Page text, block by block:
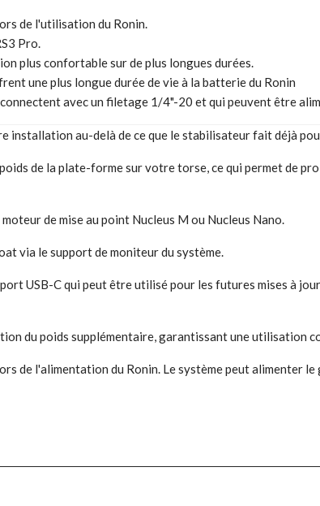
de l'utilisation du Ronin.
Pro.
plus confortable sur de plus longues durées.
une plus longue durée de vie à la batterie du Ronin
avec un filetage 1/4"-20 et qui peuvent être
au-delà de ce que le stabilisateur fait déjà
de la plate-forme sur votre torse, ce qui permet de
de mise au point Nucleus M ou Nucleus Nano.
via le support de moniteur du système.
USB-C qui peut être utilisé pour les futures mises à
du poids supplémentaire, garantissant une utilisation
de l'alimentation du Ronin. Le système peut alimenter